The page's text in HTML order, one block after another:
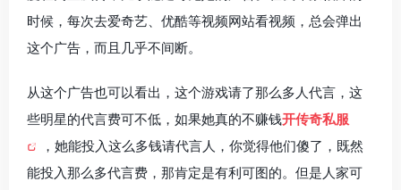
时候，每次去爱奇艺、优酷等视频网站看视频，总会弹出
这个广告，而且几乎不间断。
从这个广告也可以看出，这个游戏请了那么多人代言，这
些明星的代言费可不低，如果她真的不赚钱开传奇私服
，她能投入这么多钱请代言人，你觉得他们傻了，既然
能投入那么多代言费，那肯定是有利可图的。但是人家可